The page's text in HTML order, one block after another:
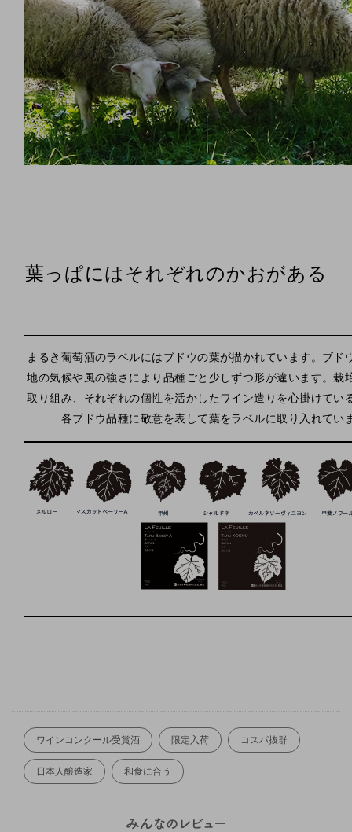
葉っぱにはそれぞれのかおがある
まるき葡萄酒のラベルにはブドウの葉が描かれています。ブド
地の気候や風の強さにより品種ごと少しずつ形が違います。栽
取り組み、それぞれの個性を活かしたワイン造りを心掛けてい
各ブドウ品種に敬意を表して葉をラベルに取り入れてい
ワインコンクール受賞酒 限定入荷 コスパ抜群
日本人醸造家 和食に合う